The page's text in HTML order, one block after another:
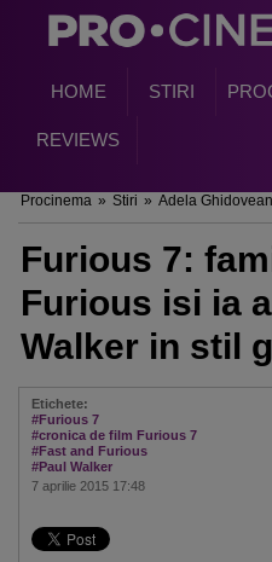
HOME STIRI
REVIEWS
Procinema » Stiri » Adela
Furious 7:
Furious isi ia
Walker in stil
Etichete:
#Furious 7
#cronica de film Furious 7
#Fast and Furious
#Paul Walker
7 aprilie 2015 17:48